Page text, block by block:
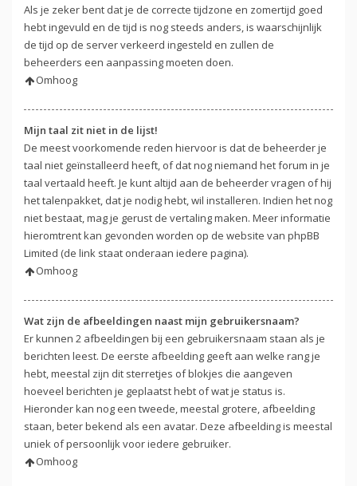
Als je zeker bent dat je de correcte tijdzone en zomertijd goed
hebt ingevuld en de tijd is nog steeds anders, is waarschijnlijk
de tijd op de server verkeerd ingesteld en zullen de
beheerders een aanpassing moeten doen.
Omhoog
Mijn taal zit niet in de lijst!
De meest voorkomende reden hiervoor is dat de beheerder je
taal niet geïnstalleerd heeft, of dat nog niemand het forum in je
taal vertaald heeft. Je kunt altijd aan de beheerder vragen of hij
het talenpakket, dat je nodig hebt, wil installeren. Indien het nog
niet bestaat, mag je gerust de vertaling maken. Meer informatie
hieromtrent kan gevonden worden op de website van phpBB
Limited (de link staat onderaan iedere pagina).
Omhoog
Wat zijn de afbeeldingen naast mijn gebruikersnaam?
Er kunnen 2 afbeeldingen bij een gebruikersnaam staan als je
berichten leest. De eerste afbeelding geeft aan welke rang je
hebt, meestal zijn dit sterretjes of blokjes die aangeven
hoeveel berichten je geplaatst hebt of wat je status is.
Hieronder kan nog een tweede, meestal grotere, afbeelding
staan, beter bekend als een avatar. Deze afbeelding is meestal
uniek of persoonlijk voor iedere gebruiker.
Omhoog